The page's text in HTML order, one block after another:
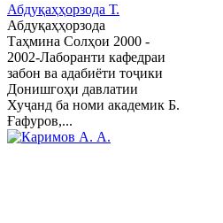
Абдуқаҳҳорзода Т.
Абдуқаҳҳорзода
Таҳмина Солҳои 2000 -
2002-Лаборанти кафедраи
забон ва адабиёти тоҷики
Донишгоҳи давлатии
Хуҷанд ба номи академик Б.
Ғафуров,...